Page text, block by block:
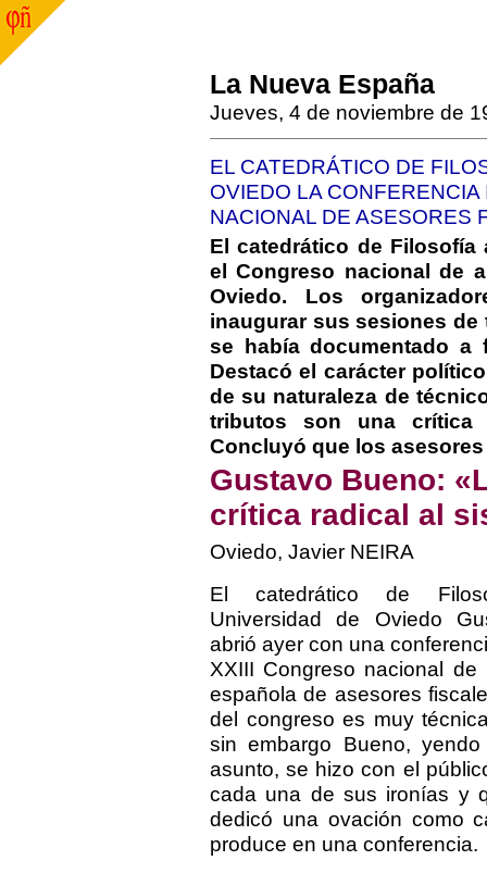
La Nueva España
Jueves, 4 de noviembre de
EL CATEDRÁTICO DE
OVIEDO LA
NACIONAL DE ASESORES
El catedrático de
el Congreso nacional de
Oviedo. Los
inaugurar sus sesiones de
se había documentado a
Destacó el carácter
de su naturaleza de
tributos son una crítica
Concluyó que los
Gustavo Bueno:
crítica radical al
Oviedo, Javier NEIRA
El catedrático de
Universidad de Oviedo
abrió ayer con una
XXIII Congreso nacional de
española de asesores
del congreso es muy
sin embargo Bueno,
asunto, se hizo con el
cada una de sus ironías y
dedicó una ovación como
produce en una conferencia.